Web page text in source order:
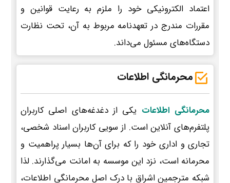
اعتماد الکترونیکی خود را ملزم به رعایت قوانین و
مقررات مندرج در تعهدنامه مربوط به آن، تحت نظارت
دستگاه‌های مسئول می‌داند.
محرمانگی اطلاعات
محرمانگی اطلاعات یکی از دغدغه‌های اصلی کاربران
پلتفرم‌های آنلاین است. از سویی کاربران اسناد شخصی،
تجاری و اداری خود را که برای آن‌ها بسیار پراهمیت و
محرمانه است، نزد این موسسه به امانت می‌گذارند. لذا
شبکه مترجمین اشراق با درک اصل محرمانگی اطلاعات،